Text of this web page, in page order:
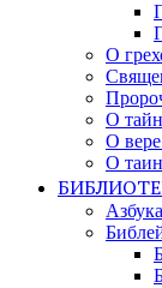
О
О
О
О